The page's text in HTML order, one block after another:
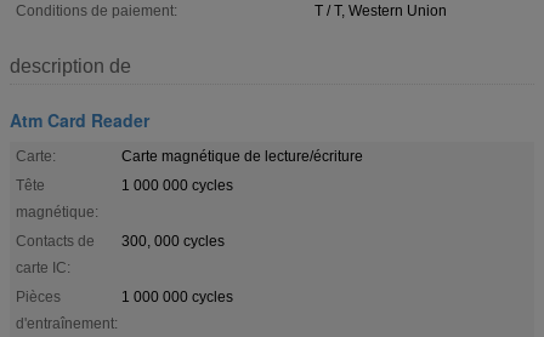
Conditions de paiement:
T / T, Western Union
description de
Atm Card Reader
Carte:
Carte magnétique de lecture/écriture
Tête
magnétique:
1 000 000 cycles
Contacts de
carte IC:
300, 000 cycles
Pièces
d'entraînement:
1 000 000 cycles